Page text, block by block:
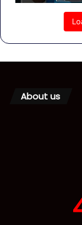
About us